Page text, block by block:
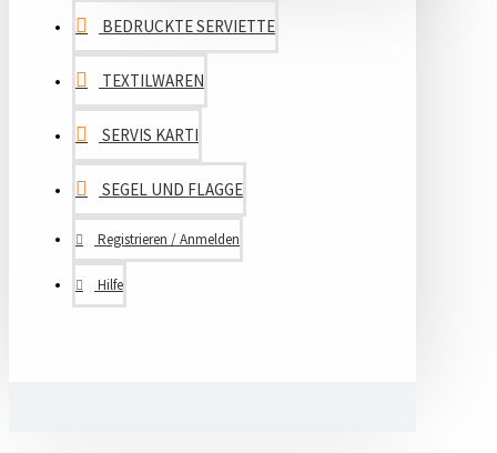
BEDRUCKTE SERVIETTE
TEXTILWAREN
SERVIS KARTI
SEGEL UND FLAGGE
Registrieren / Anmelden
Hilfe